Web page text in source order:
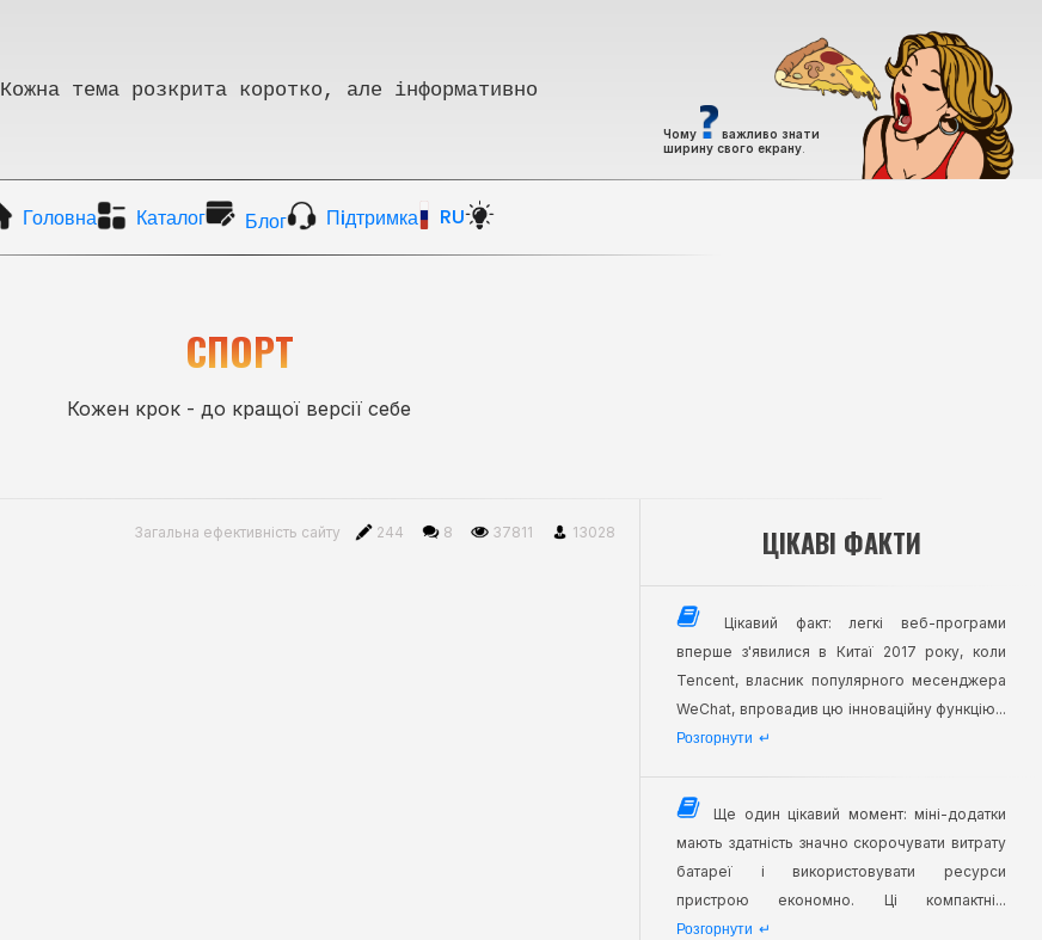
Кожна тема розкрита коротко, але інформативно
Чому
важливо знати
ширину свого екрану.
Головна Каталог Блог Пiдтримка RU
СПОРТ
Кожен крок - до кращої версії себе
Загальна ефективність сайту 244 8 37811 13028 ЦІКАВІ ФАКТИ
Цікавий факт: легкі веб-програми
вперше з'явилися в Китаї 2017 року, коли
Tencent, власник популярного месенджера
WeChat, впровадив цю інноваційну функцію...
Розгорнути ↵
Ще один цікавий момент: міні-додатки
мають здатність значно скорочувати витрату
батареї і використовувати ресурси
пристрою економно. Ці компактні...
Розгорнути ↵